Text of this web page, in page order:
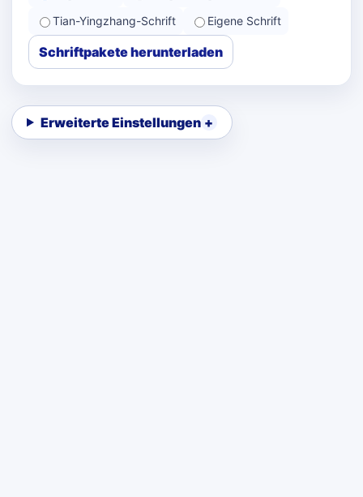
Tian-Yingzhang-Schrift
Eigene Schrift
Schriftpakete herunterladen
Erweiterte Einstellungen